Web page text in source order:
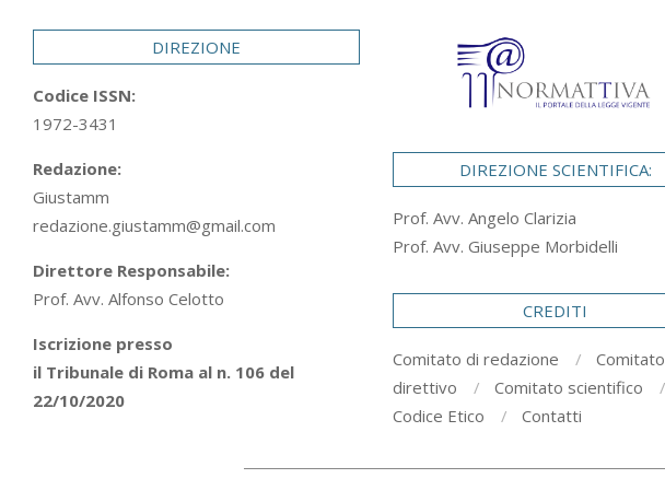
DIREZIONE
Codice ISSN:
1972-3431
Redazione:
Giustamm
redazione.giustamm@gmail.com
Direttore Responsabile:
Prof. Avv. Alfonso Celotto
Iscrizione presso
il Tribunale di Roma al n. 106 del
22/10/2020
DIREZIONE SCIENTIFICA:
Prof. Avv. Angelo Clarizia
Prof. Avv. Giuseppe Morbidelli
CREDITI
Comitato di redazione
Comitato
direttivo
Comitato scientifico
Codice Etico
Contatti